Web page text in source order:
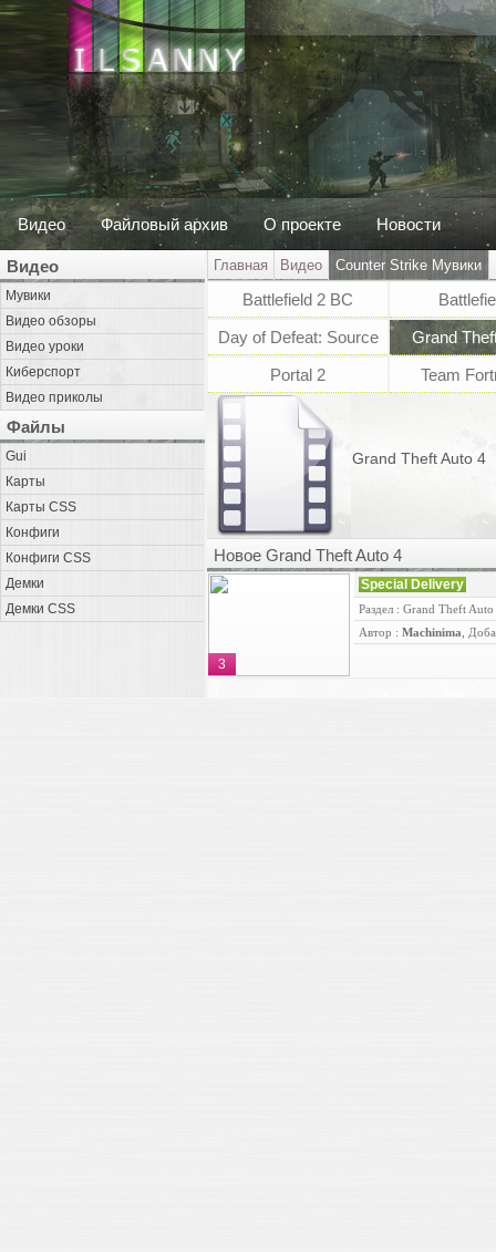
Видео Файловый архив О проекте Новости
Видео
Мувики
Видео обзоры
Видео уроки
Киберспорт
Видео приколы
Файлы
Gui
Карты
Карты CSS
Конфиги
Конфиги CSS
Демки
Демки CSS
Главная Видео Counter Strike Мувики
Battlefield 2 BC
Day of Defeat: Source
Grand
Portal 2
Team
Grand Theft Auto 4
Новое Grand Theft Auto 4
3
Special Delivery
Раздел : Grand Theft Auto
Автор : Machinima ,